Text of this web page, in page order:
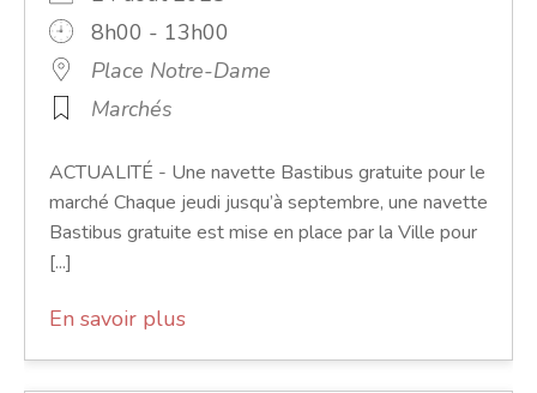
8h00 - 13h00
Place Notre-Dame
Marchés
ACTUALITÉ - Une navette Bastibus gratuite pour le
marché Chaque jeudi jusqu’à septembre, une navette
Bastibus gratuite est mise en place par la Ville pour
[...]
En savoir plus